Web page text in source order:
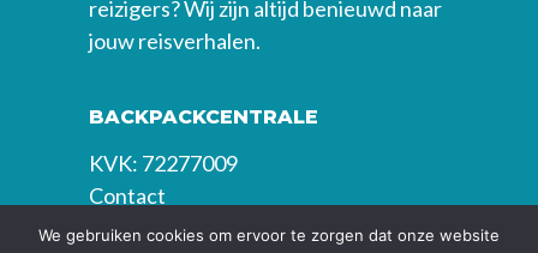
reizigers? Wij zijn altijd benieuwd naar
jouw reisverhalen.
BACKPACKCENTRALE
KVK: 72277009
Contact
We gebruiken cookies om ervoor te zorgen dat onze website